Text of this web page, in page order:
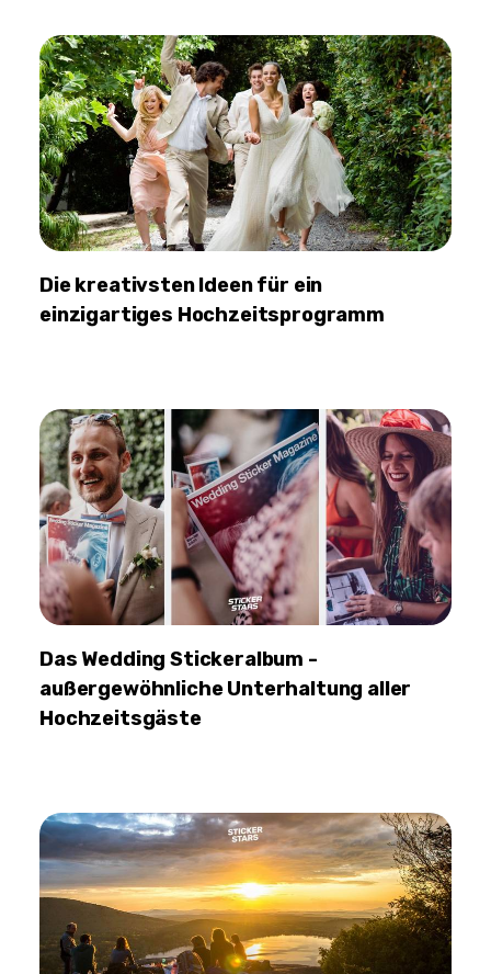
Die kreativsten Ideen für ein
einzigartiges Hochzeitsprogramm
Das Wedding Stickeralbum -
außergewöhnliche Unterhaltung aller
Hochzeitsgäste